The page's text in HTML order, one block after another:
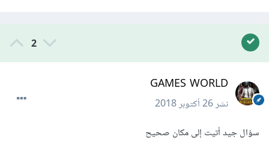
2
GAMES WORLD
نشر26 أكتوبر 2018
سؤال جيد أتيت إلى مكان صحيح